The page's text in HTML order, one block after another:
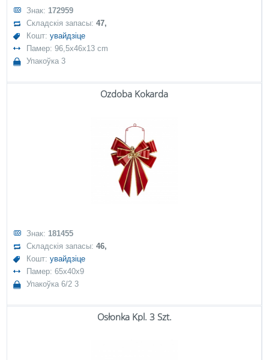
Знак: 172959
Складскія запасы:47,
Кошт:увайдзіце
Памер: 96,5x46x13 cm
Упакоўка 3
Ozdoba Kokarda
Знак: 181455
Складскія запасы:46,
Кошт:увайдзіце
Памер: 65x40x9
Упакоўка 6/2 3
Osłonka Kpl. 3 Szt.